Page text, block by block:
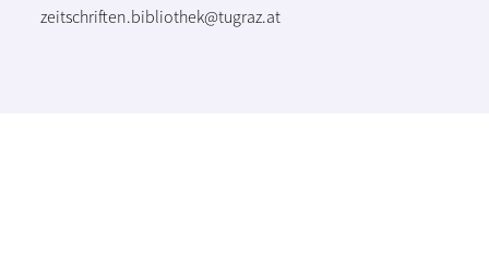
zeitschriften.bibliothek@tugraz.at